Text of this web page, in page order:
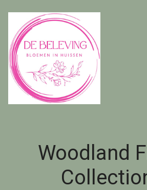
Woodland